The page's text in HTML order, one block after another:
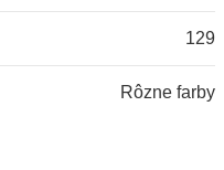
129
Rôzne farby